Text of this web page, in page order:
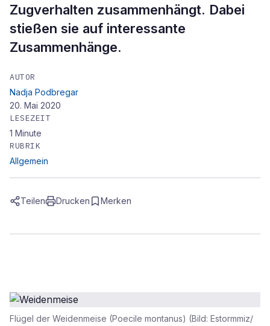
Zugverhalten zusammenhängt. Dabei
stießen sie auf interessante
Zusammenhänge.
AUTOR
Nadja Podbregar
20. Mai 2020
LESEZEIT
1 Minute
RUBRIK
Allgemein
Teilen Drucken Merken
Flügel der Weidenmeise (Poecile montanus) (Bild: Estormmiz/